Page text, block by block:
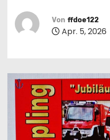
Von ffdoe122
Apr. 5, 2026